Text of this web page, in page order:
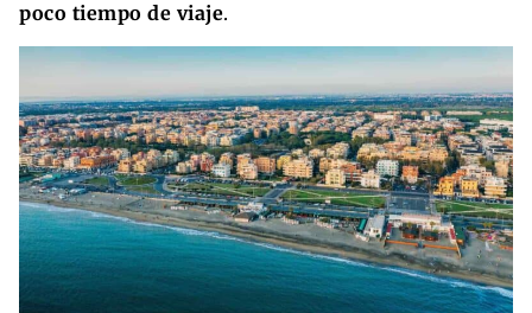
poco tiempo de viaje.